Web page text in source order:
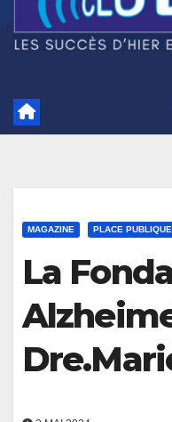
MAGAZINE PLACE PUBLIQUE
La